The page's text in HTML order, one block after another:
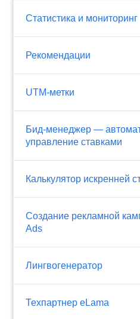
Статистика и мониторинг
Рекомендации
UTM-метки
Бид-менеджер —
управление ставками
Калькулятор искренней
Создание рекламной
Ads
Лингвогенератор
Техпартнер eLama